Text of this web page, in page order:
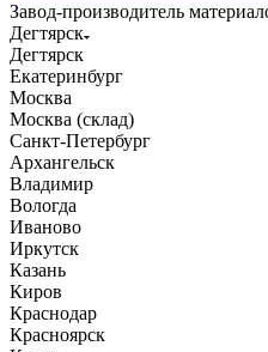
Завод-производитель
Дегтярск
Дегтярск
Екатеринбург
Москва
Москва (склад)
Санкт-Петербург
Архангельск
Владимир
Вологда
Иваново
Иркутск
Казань
Киров
Краснодар
Красноярск